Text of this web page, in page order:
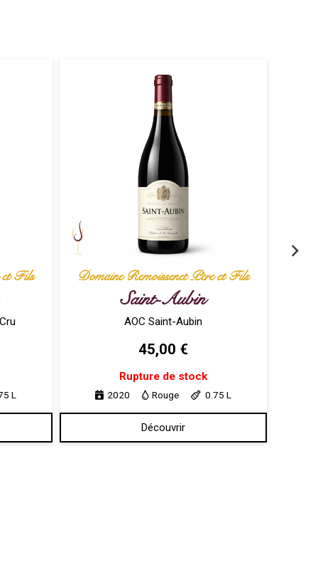
et Fils
L
Domaine Remoissenet Père et Fils
Saint-Aubin
AOC Saint-Aubin
45,00 €
Rupture de stock
2020 Rouge 0.75 L
Découvrir